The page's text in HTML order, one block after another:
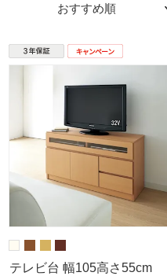
おすすめ順
テレビ台 幅105高さ55cm